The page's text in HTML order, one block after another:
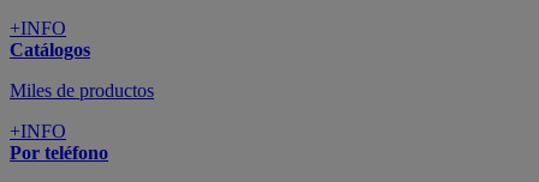
+INFO
Catálogos
Miles de productos
+INFO
Por teléfono